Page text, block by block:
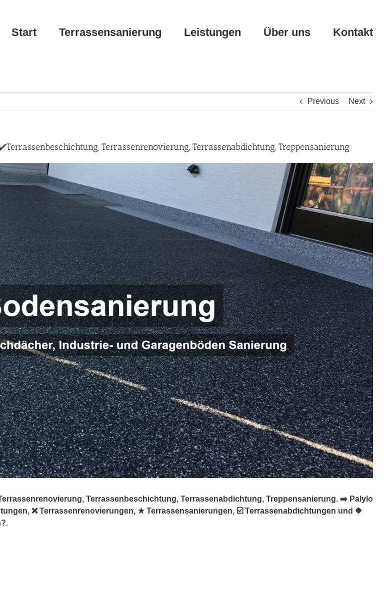
Start Terrassensanierung Leistungen Über uns Kontakt
Previous Next
Terrassenrenovierung, Terrassenabdichtung, Treppensanierung
Terrassenbeschichtung, Terrassenabdichtung, Treppensanierung. ➡️ Palylo
❌ Terrassenrenovierungen, ★ Terrassensanierungen, ☑️ Terrassenabdichtungen und ✹